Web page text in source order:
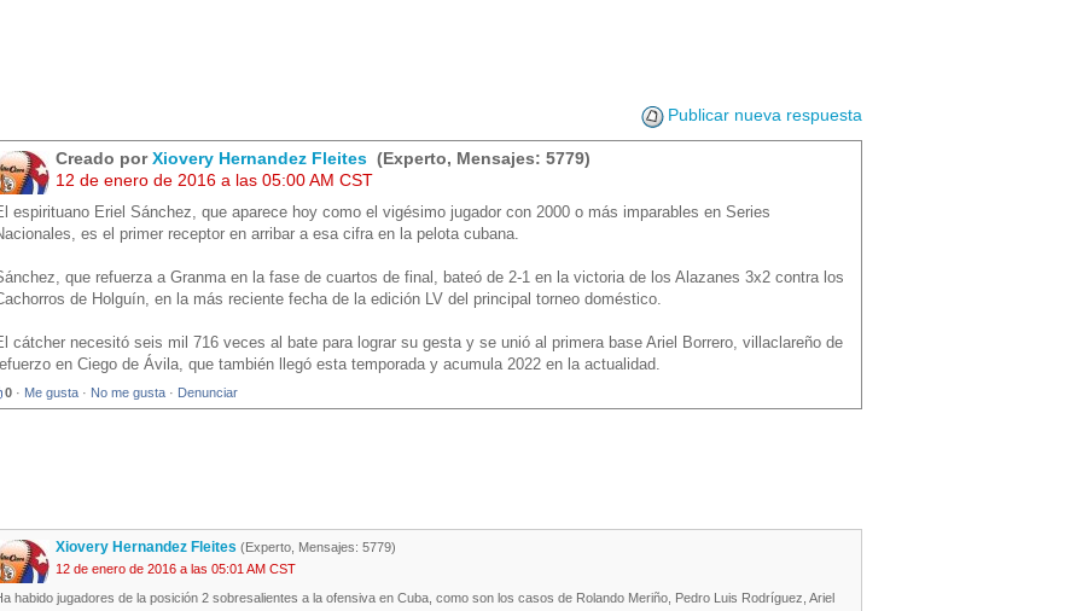
Publicar nueva respuesta
Creado porXiovery Hernandez Fleites (Experto, Mensajes: 5779)
12 de enero de 2016 a las 05:00 AM CST
espirituano Eriel Sánchez, que aparece hoy como el vigésimo jugador con 2000 o más imparables en Series
es el primer receptor en arribar a esa cifra en la pelota cubana.
que refuerza a Granma en la fase de cuartos de final, bateó de 2-1 en la victoria de los Alazanes 3x2 contra los
de Holguín, en la más reciente fecha de la edición LV del principal torneo doméstico.
cátcher necesitó seis mil 716 veces al bate para lograr su gesta y se unió al primera base Ariel Borrero, villaclareño de
en Ciego de Ávila, que también llegó esta temporada y acumula 2022 en la actualidad.
0 · Me gusta · No me gusta · Denunciar
Xiovery Hernandez Fleites (Experto, Mensajes: 5779)
12 de enero de 2016 a las 05:01 AM CST
habido jugadores de la posición 2 sobresalientes a la ofensiva en Cuba, como son los casos de Rolando Meriño, Pedro Luis Rodríguez, Ariel